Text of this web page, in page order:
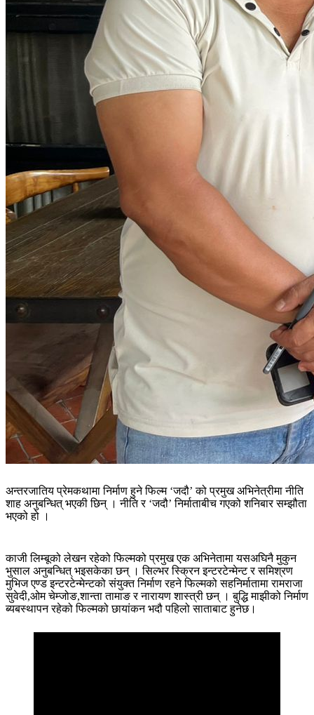
अन्तरजातिय प्रेमकथामा निर्माण हुने फिल्म ‘जदौ’ को प्रमुख अभिनेत्रीमा नीति
शाह अनुबन्धित् भएकी छिन् । नीति र ‘जदौ’ निर्माताबीच गएको शनिबार सम्झौता
भएको हो ।
काजी लिम्बूको लेखन रहेको फिल्मको प्रमुख एक अभिनेतामा यसअघिनै मुकुन
भुसाल अनुबन्धित् भइसकेका छन् । सिल्भर स्क्रिन इन्टरटेन्मेन्ट र समिश्रण
मुभिज एण्ड इन्टरटेन्मेन्टको संयुक्त निर्माण रहने फिल्मको सहनिर्मातामा रामराजा
सुवेदी,ओम चेम्जोङ,शान्ता तामाङ र नारायण शास्त्री छन् । बुद्धि माझीको निर्माण
ब्यबस्थापन रहेको फिल्मको छायांकन भदौ पहिलो साताबाट हुनेछ।